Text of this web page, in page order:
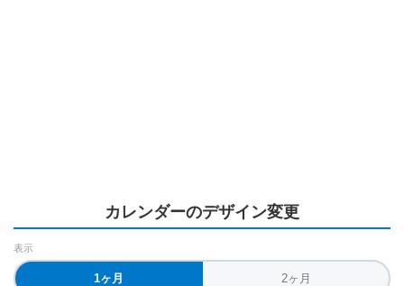
カレンダーのデザイン変更
表示
1ヶ月 2ヶ月